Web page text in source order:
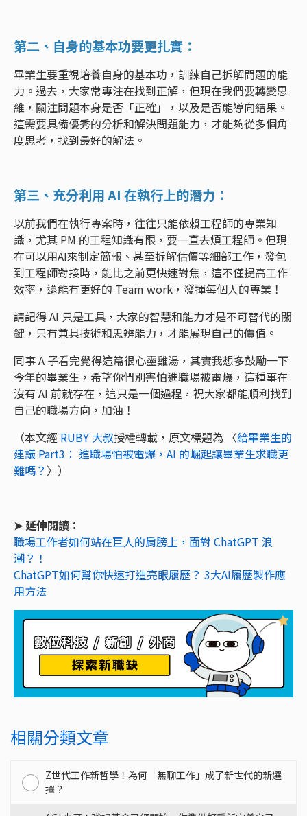
第二、自身的基本功要更扎實：
畢業生要重視培養自身的基本功，訓練自己拆解問題的能
力。過去，大家常專注在找到正解，但現在我們要轉變思
維，關注問題本身是否「正確」，以及是否能導向結果。
這需要具備優秀的分析和解決問題能力，才能夠從多個角
度思考，找到最好的解法。
第三、充分利用 AI 在執行上的潛力：
以前我們在執行專案時，往往只能依賴工程師的專業知
識，尤其 PM 的工程知識有限，要一直去煩工程師。但現
在可以用AI來制定簡報、甚至拆解估價等細部工作，發包
到工程師對接時，能比之前更快速對焦，這不僅提高工作
效率，還能有更好的 Team work，發揮每個人的專業！
請記得 AI 只是工具，大家的智慧和能力才是不可替代的關
鍵，只有兼具技術和思辨能力，才能展現自己的價值。
同事 A 子看完覺得這篇很心靈雞湯，其實我想多鼓勵一下
今年的畢業生，希望你們別害怕進職場被電爆，這種事在
沒有 AI 前就存在，這只是一個過程，祝大家都能順利找到
自己的職場方向，加油！
（本文經 RUBY 大叔授權轉載，原文標題為 〈給畢業生的
建議 Part3： 進職場怕被電爆，AI 的崛起讓畢業生求職更
難嗎？ 〉）
➤ 延伸閱讀：
職場工作者如何站在巨人的肩膀上，面對 ChatGPT 浪
潮？！
ChatGPT如何幫你快速打造亮眼履歷？ 3大AI履歷製作應
用方法
相關分類文章
Z世代工作新哲學！為何「無聊工作」成了新世代的新選
擇？